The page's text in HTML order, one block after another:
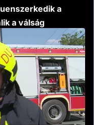
a
a válság